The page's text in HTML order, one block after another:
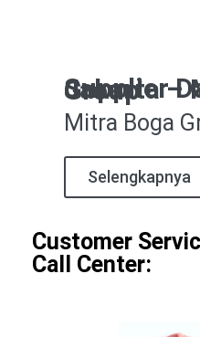
Supplier Daging Sapi Jakarta – Mitra Boga Group
Mitra Boga
Selengkapnya
Customer
Call Center: